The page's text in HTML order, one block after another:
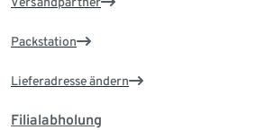
Packstation
Lieferadresse ändern
Filialabholung